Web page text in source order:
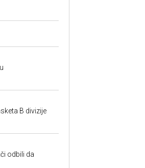
B divizije
odbili da